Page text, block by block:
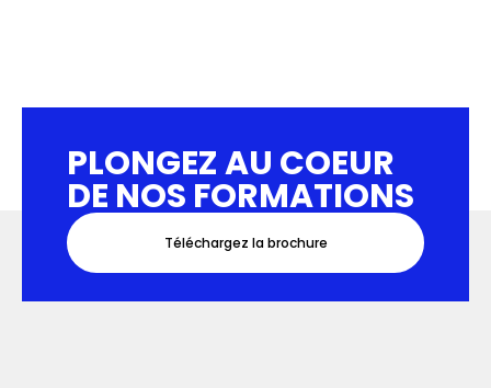
PLONGEZ AU COEUR
DE NOS FORMATIONS
Téléchargez la brochure